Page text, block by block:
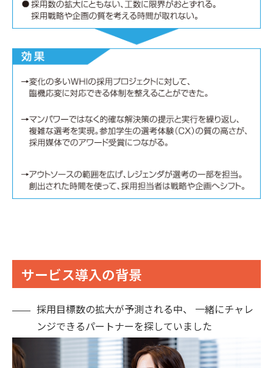
サービス導入の背景
採用目標数の拡大が予測される中、 一緒にチャレ
ンジできるパートナーを探していました